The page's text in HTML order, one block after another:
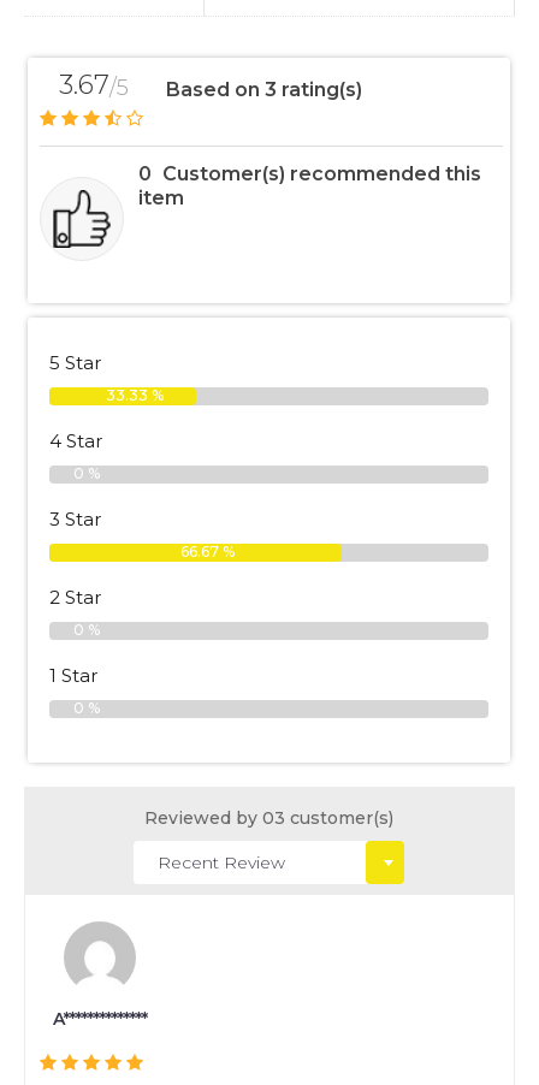
3.67/5 Based on 3 rating(s)
0 Customer(s) recommended this
item
5 Star
33.33 %
4 Star
0 %
3 Star
66.67 %
2 Star
0 %
1 Star
0 %
Reviewed by 03 customer(s)
A**************